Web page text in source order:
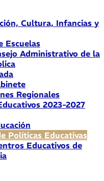
Cultura, Infancias y
Escuelas
Administrativo de la
Regionales
2023-2027
Políticas Educativas
Educativos de